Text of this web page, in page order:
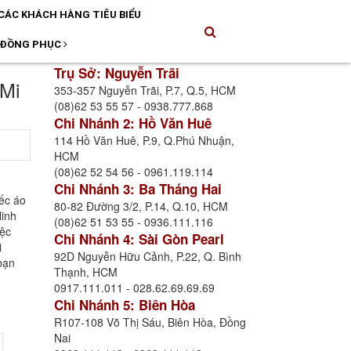
KHÁCH HÀNG TIÊU BIỂU
PHỤC
áo
Trụ Sở: Nguyễn Trãi
353-357 Nguyễn Trãi, P.7, Q.5, HCM
(08)62 53 55 57 - 0938.777.868
Chi Nhánh 2: Hồ Văn Huê
114 Hồ Văn Huê, P.9, Q.Phú Nhuận,
HCM
(08)62 52 54 56 - 0961.119.114
Chi Nhánh 3: Ba Tháng Hai
80-82 Đường 3/2, P.14, Q.10, HCM
(08)62 51 53 55 - 0936.111.116
Chi Nhánh 4: Sài Gòn Pearl
92D Nguyễn Hữu Cảnh, P.22, Q. Bình
Thạnh, HCM
0917.111.011 - 028.62.69.69.69
Chi Nhánh 5: Biên Hòa
R107-108 Võ Thị Sáu, Biên Hòa, Đồng
Nai